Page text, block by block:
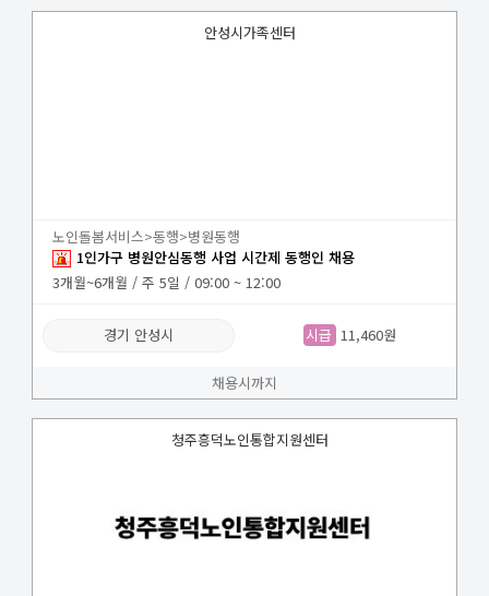
안성시가족센터
노인돌봄서비스>동행>병원동행
1인가구 병원안심동행 사업 시간제 동행인 채용
3개월~6개월 / 주 5일 / 09:00 ~ 12:00
경기 안성시 시급 11,460원
채용시까지
청주흥덕노인통합지원센터